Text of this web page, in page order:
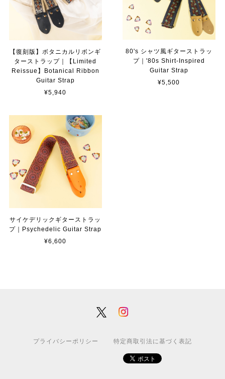
【復刻版】ボタニカルリボンギ
ターストラップ｜【Limited
Reissue】Botanical Ribbon
Guitar Strap
¥5,940
80's シャツ風ギターストラッ
プ｜'80s Shirt-Inspired
Guitar Strap
¥5,500
サイケデリックギターストラッ
プ｜Psychedelic Guitar Strap
¥6,600
プライバシーポリシー 特定商取引法に基づく表記